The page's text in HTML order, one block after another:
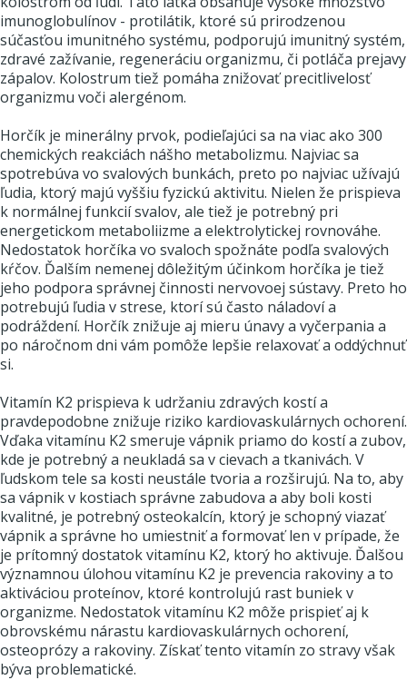
imunoglobulínov - protilátik, ktoré sú prirodzenou
súčasťou imunitného systému, podporujú imunitný systém,
zdravé zažívanie, regeneráciu organizmu, či potláča prejavy
zápalov. Kolostrum tiež pomáha znižovať precitlivelosť
organizmu voči alergénom.
Horčík je minerálny prvok, podieľajúci sa na viac ako 300
chemických reakciách nášho metabolizmu. Najviac sa
spotrebúva vo svalových bunkách, preto po najviac užívajú
ľudia, ktorý majú vyššiu fyzickú aktivitu. Nielen že prispieva
k normálnej funkcií svalov, ale tiež je potrebný pri
energetickom metaboliizme a elektrolytickej rovnováhe.
Nedostatok horčíka vo svaloch spožnáte podľa svalových
kŕčov. Ďalším nemenej dôležitým účinkom horčíka je tiež
jeho podpora správnej činnosti nervovoej sústavy. Preto ho
potrebujú ľudia v strese, ktorí sú často náladoví a
podráždení. Horčík znižuje aj mieru únavy a vyčerpania a
po náročnom dni vám pomôže lepšie relaxovať a oddýchnuť
si.
Vitamín K2 prispieva k udržaniu zdravých kostí a
pravdepodobne znižuje riziko kardiovaskulárnych ochorení.
Vďaka vitamínu K2 smeruje vápnik priamo do kostí a zubov,
kde je potrebný a neukladá sa v cievach a tkanivách. V
ľudskom tele sa kosti neustále tvoria a rozširujú. Na to, aby
sa vápnik v kostiach správne zabudova a aby boli kosti
kvalitné, je potrebný osteokalcín, ktorý je schopný viazať
vápnik a správne ho umiestniť a formovať len v prípade, že
je prítomný dostatok vitamínu K2, ktorý ho aktivuje. Ďalšou
významnou úlohou vitamínu K2 je prevencia rakoviny a to
aktiváciou proteínov, ktoré kontrolujú rast buniek v
organizme. Nedostatok vitamínu K2 môže prispieť aj k
obrovskému nárastu kardiovaskulárnych ochorení,
osteoprózy a rakoviny. Získať tento vitamín zo stravy však
býva problematické.